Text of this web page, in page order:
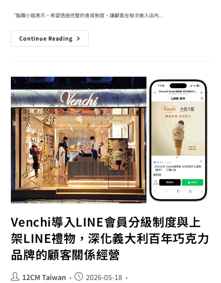
“腦霧小姐表示，希望透過完整的會員制度，讓顧客在每次進入店內...
Continue Reading
Venchi導入LINE會員分級制度與上
架LINE禮物，深化義大利百年巧克力
品牌的顧客關係經營
12CM Taiwan
2026-05-18